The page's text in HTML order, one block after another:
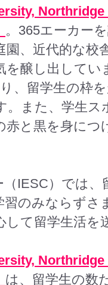
Northridge
。365エーカー
園、近代的な校
を醸し出してい
、留学生の枠
。また、学生ス
赤と黒を身につ
（IESC）では
習のみならずさ
して留学生活を
Northridge
は、留学生の数